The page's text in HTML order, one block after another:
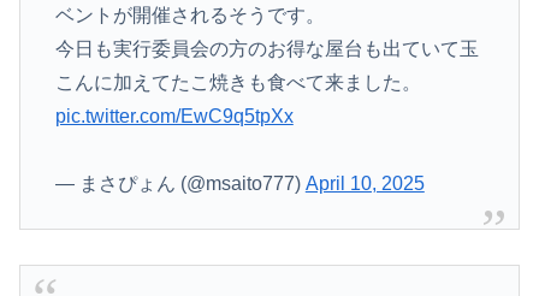
ベントが開催されるそうです。
今日も実行委員会の方のお得な屋台も出ていて玉
こんに加えてたこ焼きも食べて来ました。
pic.twitter.com/EwC9q5tpXx
— まさぴょん (@msaito777) April 10, 2025